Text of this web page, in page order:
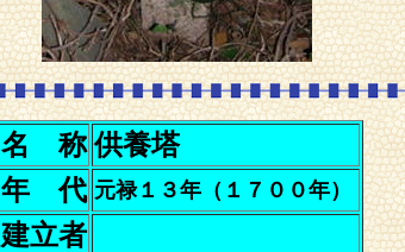
名 称 供養塔
年 代 元禄１３年（１７００年）
建立者